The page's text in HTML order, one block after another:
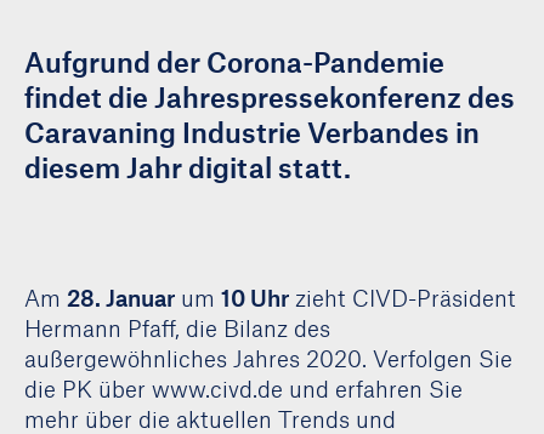
Aufgrund der Corona-Pandemie
findet die Jahrespressekonferenz des
Caravaning Industrie Verbandes in
diesem Jahr digital statt.
Am 28. Januar um 10 Uhr zieht CIVD-Präsident
Hermann Pfaff, die Bilanz des
außergewöhnliches Jahres 2020. Verfolgen Sie
die PK über www.civd.de und erfahren Sie
mehr über die aktuellen Trends und